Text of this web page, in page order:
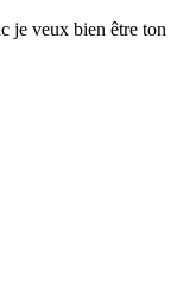
je veux bien être ton